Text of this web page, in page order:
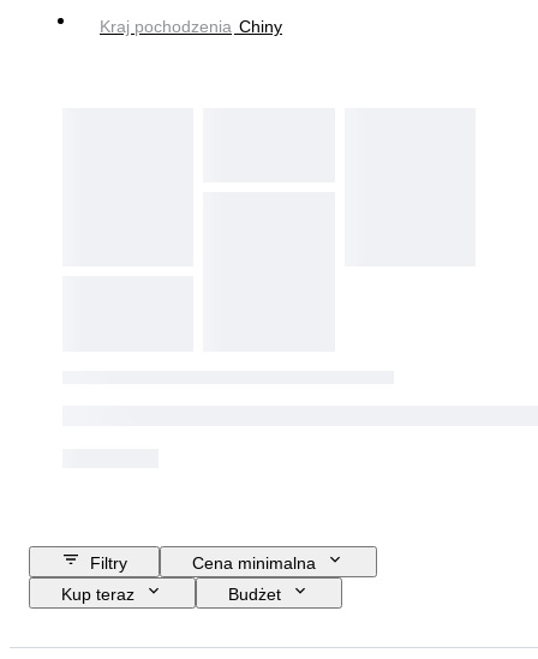
Kraj pochodzenia Chiny
Filtry
Cena minimalna
Kup teraz
Budżet